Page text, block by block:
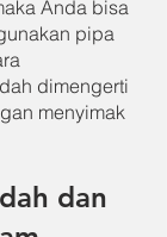
Anda bisa
pipa
dimengerti
menyimak
dan